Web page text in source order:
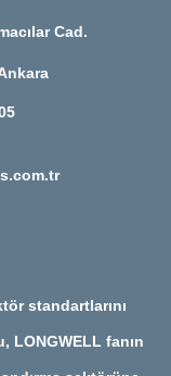
Cad.
standartlarını
LONGWELL fanın